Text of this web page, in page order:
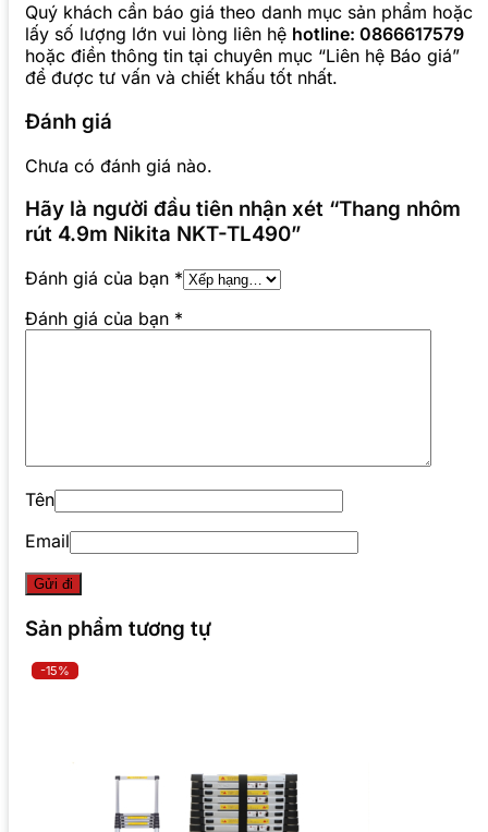
Quý khách cần báo giá theo danh mục sản phẩm hoặc
lấy số lượng lớn vui lòng liên hệ hotline: 0866617579
hoặc điền thông tin tại chuyên mục “Liên hệ Báo giá”
để được tư vấn và chiết khấu tốt nhất.
Đánh giá
Chưa có đánh giá nào.
Hãy là người đầu tiên nhận xét “Thang nhôm
rút 4.9m Nikita NKT-TL490”
Đánh giá của bạn *
Đánh giá của bạn *
Tên
Email
Sản phẩm tương tự
-15%